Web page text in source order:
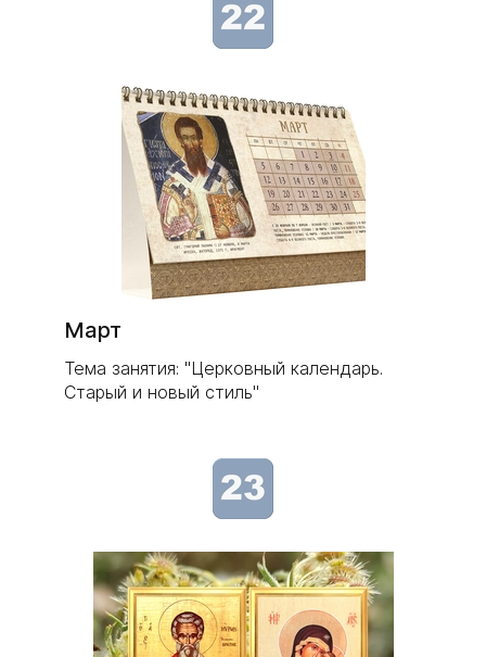
​Март
Тема занятия: "Церковный календарь.
Старый и новый стиль"